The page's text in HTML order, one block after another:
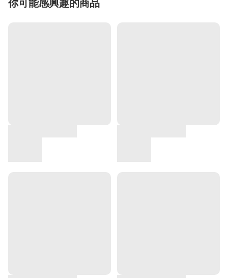
你可能感興趣的商品